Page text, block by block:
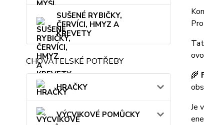
SUŠENÉ RYBIČKY,
ČERVÍCI, HMYZ A
KREVETY
CHOVATELSKÉ POTŘEBY
HRAČKY
VÝCVIKOVÉ POMŮCKY
🌾
Je